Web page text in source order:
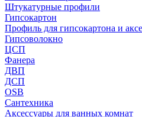
Штукатурные профили
Гипсокартон
Профиль для гипсокартона и
Гипсоволокно
ЦСП
Фанера
ДВП
ДСП
OSB
Сантехника
Аксессуары для ванных комнат